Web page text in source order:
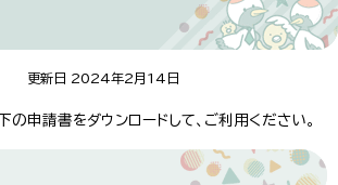
更新日 2024年2月14日
の申請書をダウンロードして、ご利用ください。